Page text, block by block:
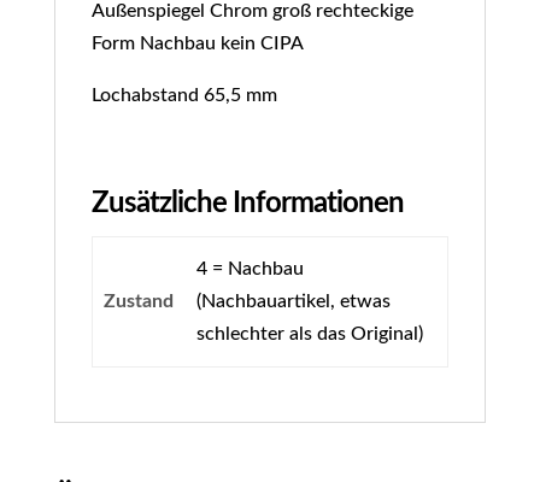
Außenspiegel Chrom groß rechteckige
Form Nachbau kein CIPA
Lochabstand 65,5 mm
Zusätzliche Informationen
Zustand
4 = Nachbau
(Nachbauartikel, etwas
schlechter als das Original)